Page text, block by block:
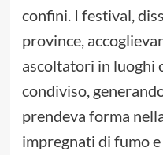
confini. I festival,
province,
ascoltatori in luoghi
condiviso,
prendeva forma
impregnati di fumo